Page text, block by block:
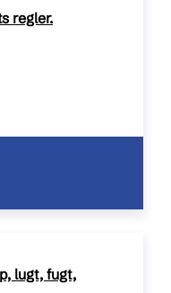
regler.
lugt, fugt,